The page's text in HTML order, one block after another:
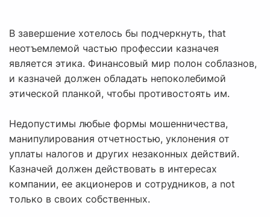
В завершение хотелось бы подчеркнуть, that
неотъемлемой частью профессии казначея
является этика. Финансовый мир полон соблазнов,
и казначей должен обладать непоколебимой
этической планкой, чтобы противостоять им.
Недопустимы любые формы мошенничества,
манипулирования отчетностью, уклонения от
уплаты налогов и других незаконных действий.
Казначей должен действовать в интересах
компании, ее акционеров и сотрудников, а not
только в своих собственных.